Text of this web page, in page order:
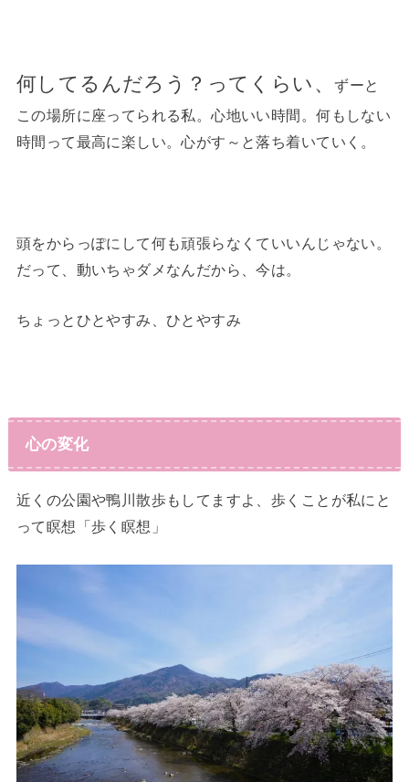
何してるんだろう？ってくらい、ずーと
この場所に座ってられる私。心地いい時間。何もしない
時間って最高に楽しい。心がす～と落ち着いていく。
頭をからっぽにして何も頑張らなくていいんじゃない。
だって、動いちゃダメなんだから、今は。
ちょっとひとやすみ、ひとやすみ
心の変化
近くの公園や鴨川散歩もしてますよ、歩くことが私にと
って瞑想「歩く瞑想」